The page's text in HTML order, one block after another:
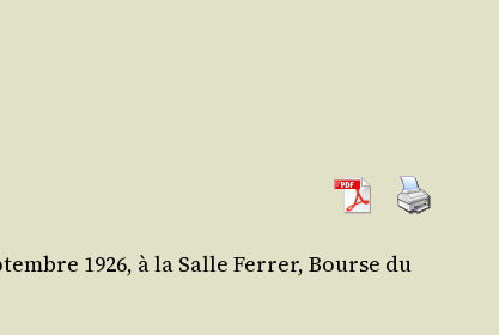
1926, à la Salle Fer­rer, Bourse du